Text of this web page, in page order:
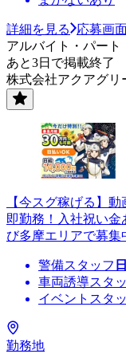
詳細を見る
応募画
アルバイト・パート
あと3日で掲載終了
株式会社アクアグリ
【今スグ稼げる】
即勤務！入社祝い
び多摩エリアで募集
警備スタッフ
車両誘導スタ
イベントスタ
勤務地